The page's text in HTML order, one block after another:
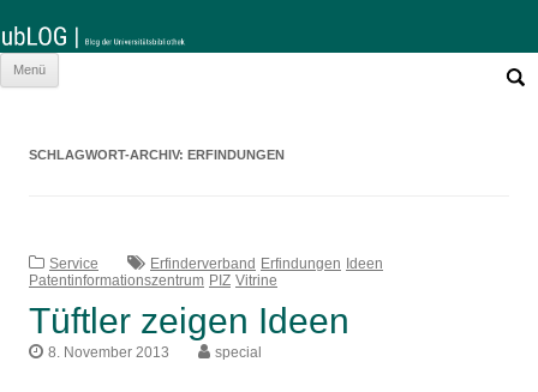
Menü
nach:
SCHLAGWORT-ARCHIV: ERFINDUNGEN
Service Erfinderverband Erfindungen Ideen
Patentinformationszentrum PIZ Vitrine
Tüftler zeigen Ideen
8. November 2013 special